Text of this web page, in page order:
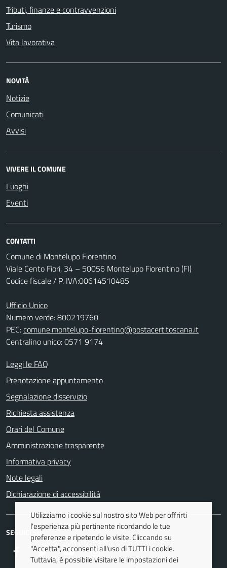
Tributi, finanze e contravvenzioni
Turismo
Vita lavorativa
NOVITÀ
Notizie
Comunicati
Avvisi
VIVERE IL COMUNE
Luoghi
Eventi
CONTATTI
Comune di Montelupo Fiorentino
Viale Cento Fiori, 34 – 50056 Montelupo Fiorentino (FI)
Codice fiscale / P. IVA:00614510485
Ufficio Unico
Numero verde: 800219760
PEC:comune.montelupo-fiorentino@postacert.toscana.it
Centralino unico: 0571 9174
Leggi le FAQ
Prenotazione appuntamento
Segnalazione disservizio
Richiesta assistenza
Orari del Comune
Amministrazione trasparente
Informativa privacy
Note legali
Dichiarazione di accessibilità
SEGUICI SU
FacebookTwitter YoutubeInstagram
Utilizziamo i cookie sul nostro sito Web per offrirti
l'esperienza più pertinente ricordando le tue
preferenze e ripetendo le visite. Cliccando su
"Accetta", acconsenti all'uso di TUTTI i cookie.
Tuttavia, è possibile visitare le impostazioni dei